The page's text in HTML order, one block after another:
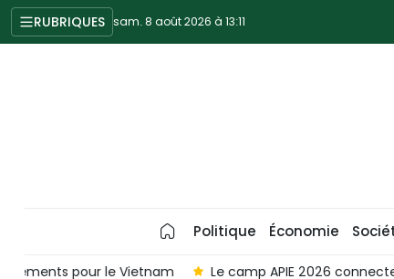
RUBRIQUES sam. 8 août 2026 à 13:11
Politique Économie
Le camp APIE 2026 connecte les étudiants à la